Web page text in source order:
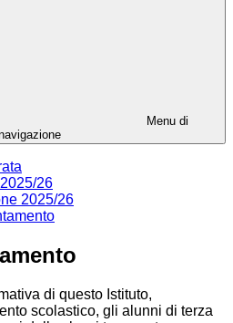
Menu di
26
2025/26
di questo Istituto,
scolastico, gli alunni di terza